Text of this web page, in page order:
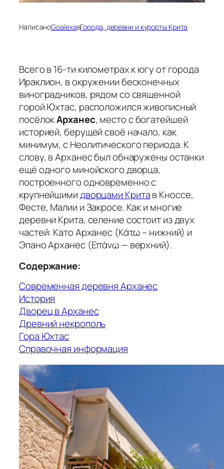
НаписаноGoalexaвГорода, деревни и курорты Крита
Всего в 16-ти километрах к югу от города
Ираклион, в окружении бесконечных
виноградников, рядом со священной
горой Юхтас, расположился живописный
посёлокАрханес, место с богатейшей
историей, берущей своё начало, как
минимум, с Неолитического периода. К
слову, в Арханес был обнаружены останки
ещё одного минойского дворца,
построенного одновременно с
крупнейшимидворцами Критав Кноссе,
Фесте, Малии и Закросе. Как и многие
деревни Крита, селение состоит из двух
частей: Като Арханес (Κάτω – нижний) и
Эпано Арханес (Επάνω — верхний).
Содержание:
Современная деревня Арханес
История
Дворец в Арханес
Древний некрополь
Гора Юхтас
Справочная информация